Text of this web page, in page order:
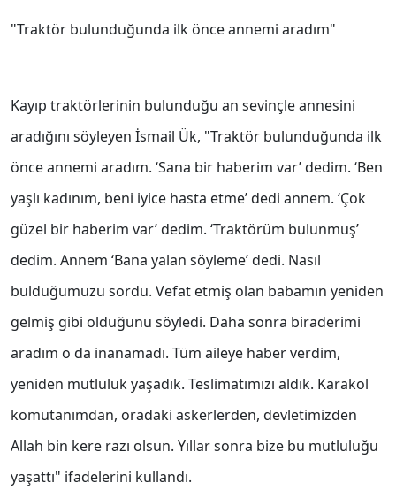
"Traktör bulunduğunda ilk önce annemi aradım"
Kayıp traktörlerinin bulunduğu an sevinçle annesini
aradığını söyleyen İsmail Ük, "Traktör bulunduğunda ilk
önce annemi aradım. ‘Sana bir haberim var’ dedim. ‘Ben
yaşlı kadınım, beni iyice hasta etme’ dedi annem. ‘Çok
güzel bir haberim var’ dedim. ‘Traktörüm bulunmuş’
dedim. Annem ‘Bana yalan söyleme’ dedi. Nasıl
bulduğumuzu sordu. Vefat etmiş olan babamın yeniden
gelmiş gibi olduğunu söyledi. Daha sonra biraderimi
aradım o da inanamadı. Tüm aileye haber verdim,
yeniden mutluluk yaşadık. Teslimatımızı aldık. Karakol
komutanımdan, oradaki askerlerden, devletimizden
Allah bin kere razı olsun. Yıllar sonra bize bu mutluluğu
yaşattı" ifadelerini kullandı.